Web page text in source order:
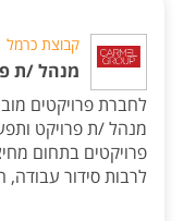
קבוצת כרמל
מנהל /ת
לחברת פרויקטים
מנהל /ת פרויקט
פרויקטים בתחום
לרבות סידור עבודה,